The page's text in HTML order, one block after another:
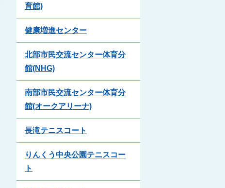
育館)
健康増進センター
北部市民交流センター体育分
館(NHG)
南部市民交流センター体育分
館(オークアリーナ)
長滝テニスコート
りんくう中央公園テニスコー
ト